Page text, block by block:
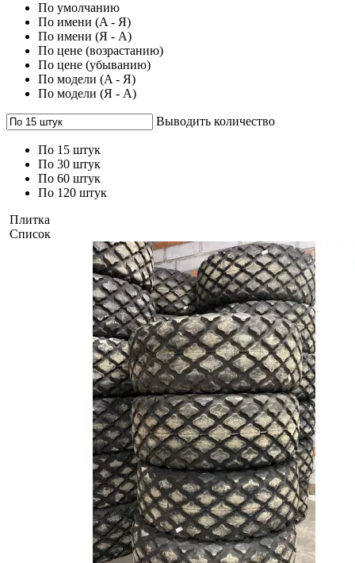
По умолчанию
По имени (A - Я)
По имени (Я - A)
По цене (возрастанию)
По цене (убыванию)
По модели (A - Я)
По модели (Я - A)
Выводить количество
По 15 штук
По 30 штук
По 60 штук
По 120 штук
Плитка
Список